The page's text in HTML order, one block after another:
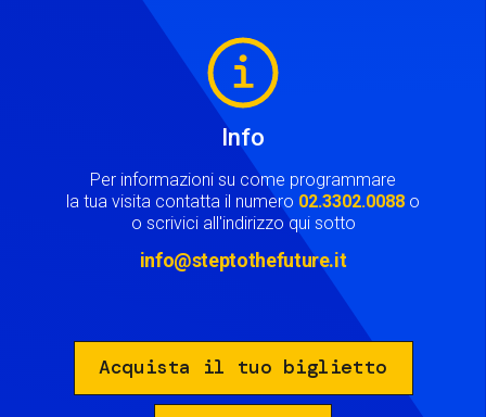
Info
Per informazioni su come programmare
la tua visita contatta il numero 02.3302.0088 o
o scrivici all'indirizzo qui sotto
info@steptothefuture.it
Acquista il tuo biglietto